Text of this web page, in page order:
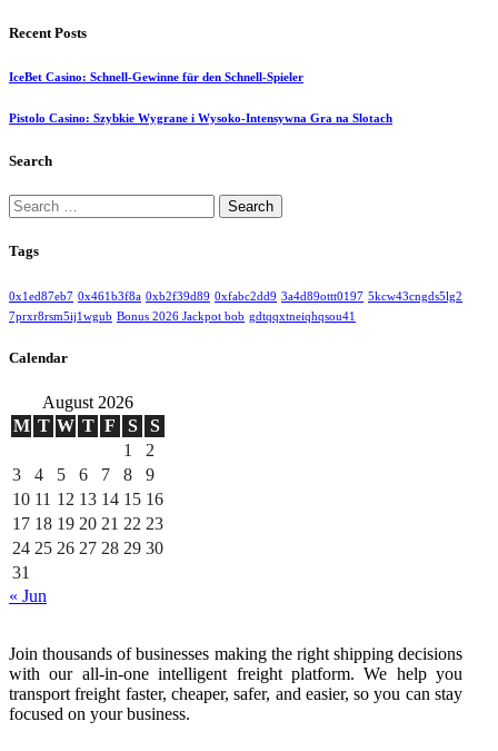
Recent Posts
IceBet Casino: Schnell‑Gewinne für den Schnell‑Spieler
Pistolo Casino: Szybkie Wygrane i Wysoko‑Intensywna Gra na Slotach
Search
Search
for:
Tags
0x1ed87eb7 0x461b3f8a 0xb2f39d89 0xfabc2dd9 3a4d89ottt0197 5kcw43cngds5lg2
7prxr8rsm5ij1wgub Bonus 2026 Jackpot bob gdtqqxtneiqhqsou41
Calendar
August 2026
M T W T F S
S
1
2
3
4 5 6 7 8
9
10 11 12 13 14 15 16
17 18 19 20 21 22 23
24 25 26 27 28 29 30
31
« Jun
Join thousands of businesses making the right shipping decisions
with our all-in-one intelligent freight platform. We help you
transport freight faster, cheaper, safer, and easier, so you can stay
focused on your business.